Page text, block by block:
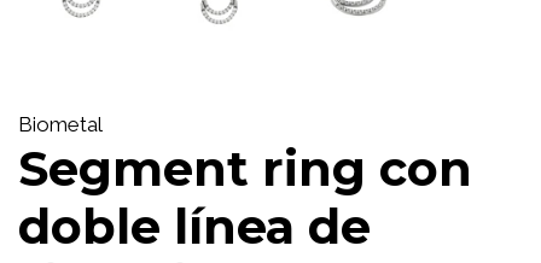
Biometal
Segment ring con
doble línea de